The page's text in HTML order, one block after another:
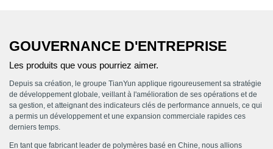
GOUVERNANCE D'ENTREPRISE
Les produits que vous pourriez aimer.
Depuis sa création, le groupe TianYun applique rigoureusement sa stratégie
de développement globale, veillant à l'amélioration de ses opérations et de
sa gestion, et atteignant des indicateurs clés de performance annuels, ce qui
a permis un développement et une expansion commerciale rapides ces
derniers temps.
En tant que fabricant leader de polymères basé en Chine, nous allions